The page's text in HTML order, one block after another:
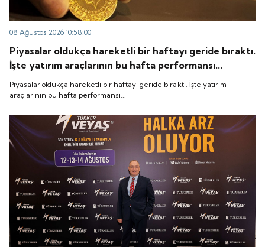
08 Ağustos 2026 10:58:00
Piyasalar oldukça hareketli bir haftayı geride bıraktı.
İşte yatırım araçlarının bu hafta performansı...
Piyasalar oldukça hareketli bir haftayı geride bıraktı. İşte yatırım
araçlarının bu hafta performansı...